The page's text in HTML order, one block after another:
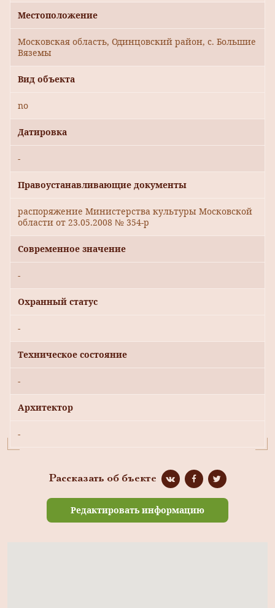
Местоположение
Московская область, Одинцовский район, с. Большие
Вяземы
Вид объекта
no
Датировка
-
Правоустанавливающие документы
распоряжение Министерства культуры Московской
области от 23.05.2008 № 354-р
Современное значение
-
Охранный статус
-
Техническое состояние
-
Архитектор
-
Рассказать об бъекте
Редактировать информацию